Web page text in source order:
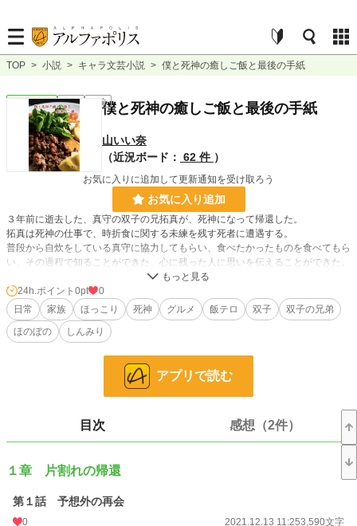
TOP > 小説 > キャラ文芸小説 > 僕と死神の癒しご飯と最後の手紙
キャラ文芸 完結 長編僕と死神の癒しご飯と最後の手紙
山いい奈
（近況ボード： 62 件 ）
お気に入りに追加して更新通知を受け取ろう
お気に入り追加
３年前に逝去した、真守の双子の兄拓真が、死神になって帰還した。
拓真は死神の仕事で、時折食に関する未練を残す死者に遭遇する。
普段から自炊をしている真守に協力してもらい、食べたかったものを食べてもら
い、その過程で知ることができた、心に残った人に思いを伝えることができた。
小説 228,589 位 / 228,589 件
キャラ文芸 5,634 位 / 5,634 件
115,527
初回公開日時 2021.12.13 11:25
初回完結日時 2022.01.09 21:51
24h.ポイント 0pt
0
日常
家族 ほっこり 死神 グルメ 飯テロ 双子
双子の兄弟
ほのぼの
しんみり
アプリで読む
目次 感想（2件）
１章 片割れの帰還
第１話 予想外の再会
0 2021.12.13 11:253,590文字